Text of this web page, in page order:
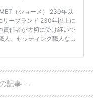
（ショーメ） 230年以
リーブランド 230年以上に
責任者が大切に受け継いで
人、セッティング職人な
す。 至高のデザインと品
魔裟斗さんが矢沢さんに
ものです。 ショーメの価
記事 →